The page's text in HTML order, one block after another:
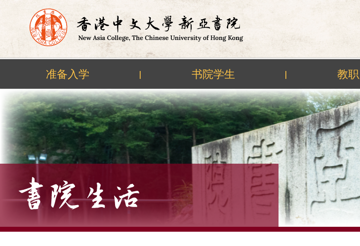
Skip
content
准备入学 | 书院学生 | 教